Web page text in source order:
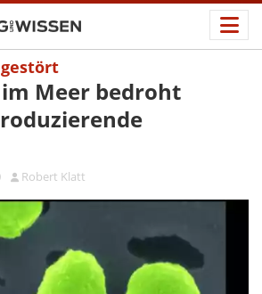
Meer bedroht
Robert Klatt